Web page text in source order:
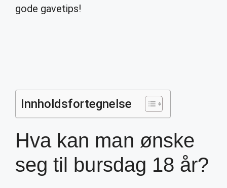
gode gavetips!
Innholdsfortegnelse
Hva kan man ønske
seg til bursdag 18 år?